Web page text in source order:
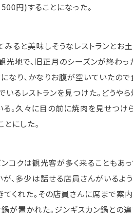
円)することになった。
ると美味しそうなレストランとお
光地で、旧正月のシーズンが終わ
なり、かなりお腹が空いていたの
るレストランを見つけた。どうや
。久々に目の前に焼肉を見せつけ
にした。
コクは観光客が多く来ることもあ
、多少は話せる店員さんがいるよ
くれた。その店員さんに席まで案
が置かれた。ジンギスカン鍋との